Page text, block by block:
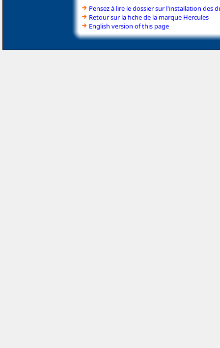
Pensez à lire le dossier sur l'installation des
Retour sur la fiche de la marque Hercules
English version of this page